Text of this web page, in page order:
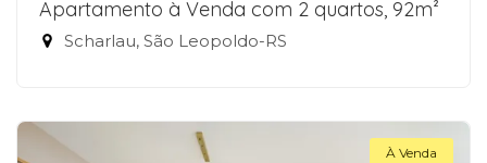
Apartamento à Venda com 2 quartos, 92m²
Scharlau, São Leopoldo-RS
À Venda